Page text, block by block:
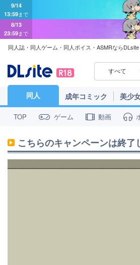
9/14
13:59まで
8/13
23:59まで
同人誌・同人ゲーム・同人ボイス・ASMRならDLsite
すべて
同人 成年コミック 美少
TOP ゲーム 動画
こちらのキャンペーンは終了